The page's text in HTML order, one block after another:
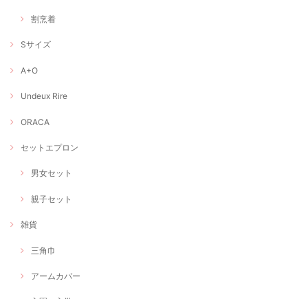
割烹着
Sサイズ
A+O
Undeux Rire
ORACA
セットエプロン
男女セット
親子セット
雑貨
三角巾
アームカバー